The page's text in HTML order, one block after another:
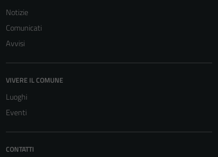
Notizie
Comunicati
Avvisi
VIVERE IL COMUNE
Luoghi
Eventi
CONTATTI